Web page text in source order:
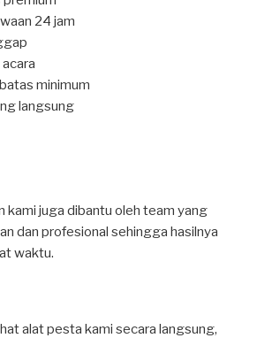
24 jam
minimum
langsung
kami juga dibantu oleh team yang
dan profesional sehingga hasilnya
waktu.
alat pesta kami secara langsung,